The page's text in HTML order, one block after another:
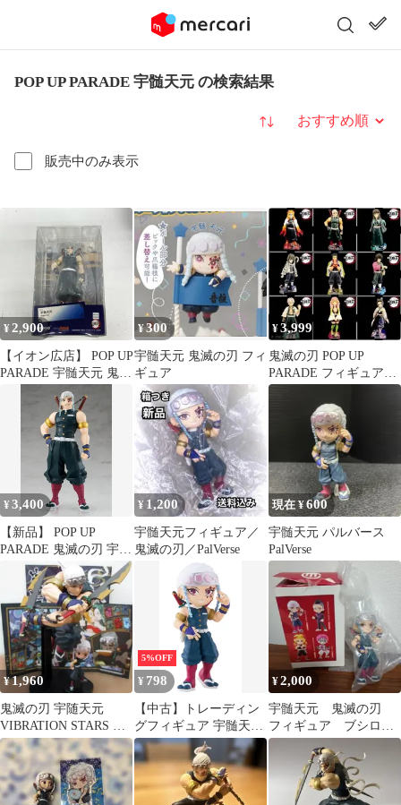
POP UP PARADE 宇髄天元 の検索結果
販売中のみ表示
並び替え
¥2,900
【イオン広店】 POP UP
PARADE 宇髄天元 鬼滅
の刃 【701】
¥300
宇髄天元 鬼滅の刃 フィ
ギュア
¥3,999
鬼滅の刃 POP UP
PARADE フィギュア用
アクリル台座 柱
¥3,400
【新品】 POP UP
PARADE 鬼滅の刃 宇髄
天元 ノンスケール プラ
スチック製 塗装済み完
成品フィギュア 佐賀
¥ 1,200
宇髄天元フィギュア／
鬼滅の刃／PalVerse
現在 ¥600
宇髄天元 パルバース
PalVerse
¥1,960
鬼滅の刃 宇随天元
VIBRATION STARS Q
posket petit
5%OFF
¥ 798
【中古】トレーディン
グフィギュア 宇髄天元
「PalVerse 鬼滅の刃
vol.2」
¥2,000
宇髄天元 鬼滅の刃
フィギュア ブシロー
ドクリエイティブ